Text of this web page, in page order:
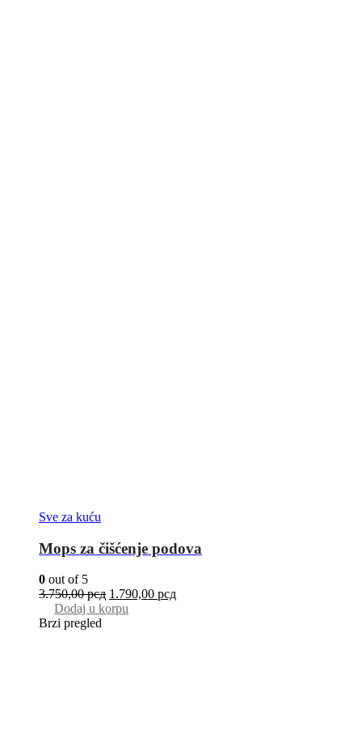
Sve za kuću
Mops za čišćenje podova
0 out of 5
3.750,00рсд 1.790,00 рсд
Dodaj u korpu
Brzi pregled